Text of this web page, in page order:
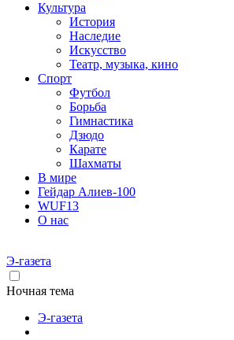
Культура
История
Наследие
Искусство
Театр, музыка, кино
Спорт
Футбол
Борьба
Гимнастика
Дзюдо
Карате
Шахматы
В мире
Гейдар Алиев-100
WUF13
О нас
Э-газета
Ночная тема
Э-газета